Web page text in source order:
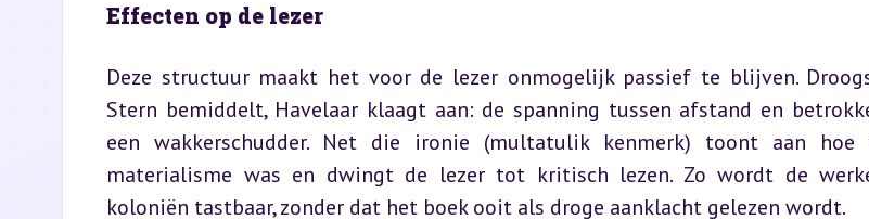
Effecten op de lezer
Deze structuur maakt het voor de lezer onmogelijk passief te blijven.
Stern bemiddelt, Havelaar klaagt aan: de spanning tussen afstand en
een wakkerschudder. Net die ironie (multatulik kenmerk) toont aan hoe
materialisme was en dwingt de lezer tot kritisch lezen. Zo wordt de
koloniën tastbaar, zonder dat het boek ooit als droge aanklacht gelezen wordt.